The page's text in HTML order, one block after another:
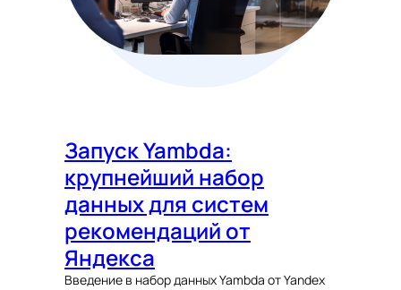
Запуск Yambda:
крупнейший набор
данных для систем
рекомендаций от
Яндекса
Введение в набор данных Yambda от Yandex